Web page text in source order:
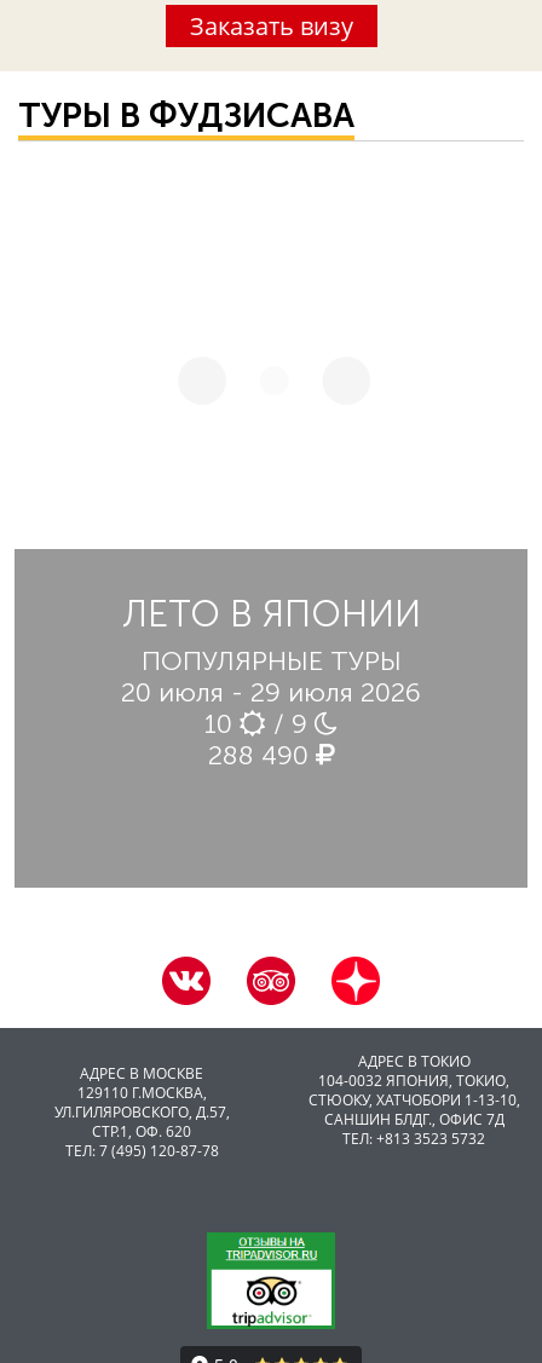
Заказать визу
ТУРЫ В ФУДЗИСАВА
ЛЕТО В ЯПОНИИ
ПОПУЛЯРНЫЕ ТУРЫ
20 июля - 29 июля 2026
10
/ 9
288 490
АДРЕС В МОСКВЕ
129110 Г.МОСКВА,
УЛ.ГИЛЯРОВСКОГО, Д.57,
СТР.1, ОФ. 620
ТЕЛ: 7 (495) 120-87-78
АДРЕС В ТОКИО
104-0032 ЯПОНИЯ, ТОКИО,
CТЮОКУ, ХАТЧОБОРИ 1-13-10,
САНШИН БЛДГ., ОФИС 7Д
ТЕЛ: +813 3523 5732